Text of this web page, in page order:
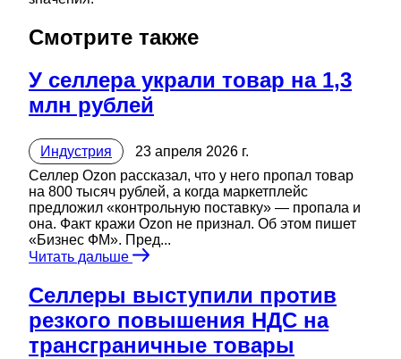
Смотрите также
У селлера украли товар на 1,3
млн рублей
Индустрия
23 апреля 2026 г.
Селлер Ozon рассказал, что у него пропал товар
на 800 тысяч рублей, а когда маркетплейс
предложил «контрольную поставку» — пропала и
она. Факт кражи Ozon не признал. Об этом пишет
«Бизнес ФМ». Пред...
Читать дальше
Селлеры выступили против
резкого повышения НДС на
трансграничные товары